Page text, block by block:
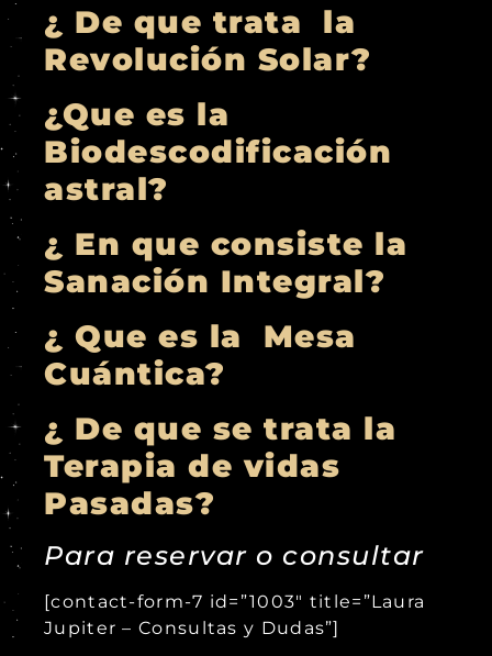
¿ De que trata la
Revolución Solar?
¿Que es la
Biodescodificación
astral?
¿ En que consiste la
Sanación Integral?
¿ Que es la Mesa
Cuántica?
¿ De que se trata la
Terapia de vidas
Pasadas?
Para reservar o consultar
[contact-form-7 id=”1003″ title=”Laura
Jupiter – Consultas y Dudas”]